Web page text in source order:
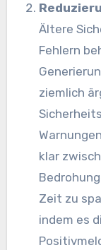
Ältere
Fehlern
ziemlich
klar
Zeit zu
indem es